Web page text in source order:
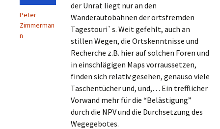
Peter
Zimmerman
n
der Unrat liegt nur an den
Wanderautobahnen der ortsfremden
Tagestouri`s. Weit gefehlt, auch an
stillen Wegen, die Ortskenntnisse und
Recherche z.B. hier auf solchen Foren und
in einschlägigen Maps vorraussetzen,
finden sich relativ gesehen, genauso viele
Taschentücher und, und,… Ein trefflicher
Vorwand mehr für die “Belästigung”
durch die NPV und die Durchsetzung des
Wegegebotes.